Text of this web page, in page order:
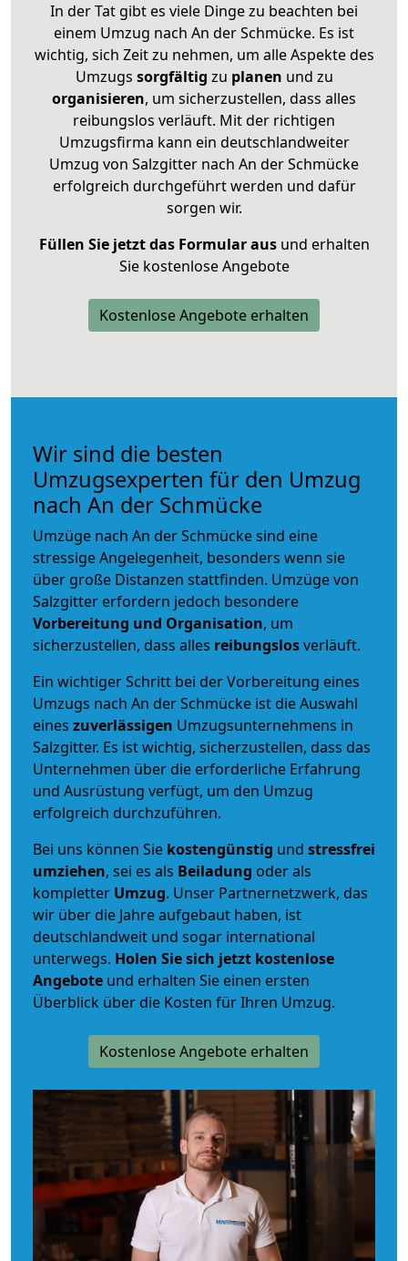
In der Tat gibt es viele Dinge zu beachten bei
einem Umzug nach An der Schmücke. Es ist
wichtig, sich Zeit zu nehmen, um alle Aspekte des
Umzugs sorgfältig zu planen und zu
organisieren, um sicherzustellen, dass alles
reibungslos verläuft. Mit der richtigen
Umzugsfirma kann ein deutschlandweiter
Umzug von Salzgitter nach An der Schmücke
erfolgreich durchgeführt werden und dafür
sorgen wir.
Füllen Sie jetzt das Formular ausund erhalten
Sie kostenlose Angebote
Kostenlose Angebote erhalten
Wir sind die besten
Umzugsexperten für den Umzug
nach An der Schmücke
Umzüge nach An der Schmücke sind eine
stressige Angelegenheit, besonders wenn sie
über große Distanzen stattfinden. Umzüge von
Salzgitter erfordern jedoch besondere
Vorbereitung und Organisation, um
sicherzustellen, dass alles reibungslosverläuft.
Ein wichtiger Schritt bei der Vorbereitung eines
Umzugs nach An der Schmücke ist die Auswahl
eines zuverlässigen Umzugsunternehmens in
Salzgitter. Es ist wichtig, sicherzustellen, dass das
Unternehmen über die erforderliche Erfahrung
und Ausrüstung verfügt, um den Umzug
erfolgreich durchzuführen.
Bei uns können Sie kostengünstig und stressfrei
umziehen, sei es als Beiladung oder als
kompletter Umzug. Unser Partnernetzwerk, das
wir über die Jahre aufgebaut haben, ist
deutschlandweit und sogar international
unterwegs. Holen Sie sich jetzt kostenlose
Angebote und erhalten Sie einen ersten
Überblick über die Kosten für Ihren Umzug.
Kostenlose Angebote erhalten